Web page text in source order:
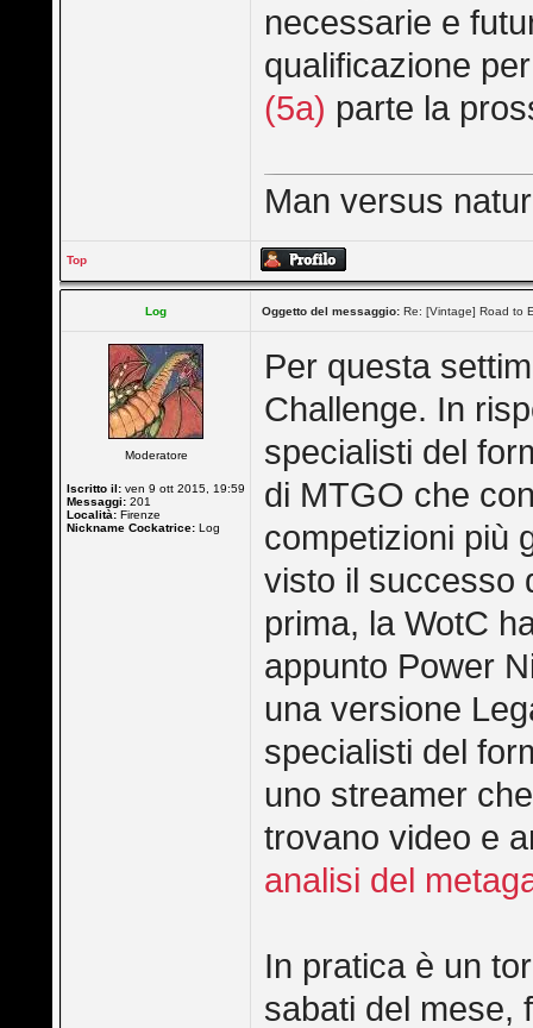
necessarie e
qualificazione
(5a) parte la
Man versus
Top
Log Oggetto del messaggio: Re: [Vintage] Road to
Moderatore
Iscritto il: ven 9 ott 2015, 19:59
Messaggi: 201
Località: Firenze
Nickname Cockatrice: Log
Per questa
Challenge. In
specialisti del
di MTGO che
competizioni più
visto il successo
prima, la WotC
appunto Power
una versione
specialisti del
uno streamer
trovano video e
analisi del
In pratica è un
sabati del mese,